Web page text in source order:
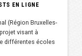
EN LIGNE
(Région Bruxelles-
visant à
différentes écoles